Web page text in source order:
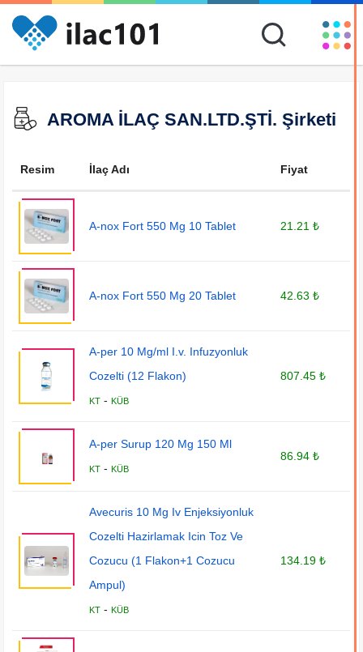
AROMA İLAÇ SAN.LTD.ŞTİ. Şirketi
Resim İlaç Adı Fiyat
A-nox Fort 550 Mg 10 Tablet 21.21 ₺
A-nox Fort 550 Mg 20 Tablet 42.63 ₺
A-per 10 Mg/ml I.v. Infuzyonluk
Cozelti (12 Flakon)
KT -KÜB
807.45 ₺
A-per Surup 120 Mg 150 Ml
KT -KÜB
86.94 ₺
Avecuris 10 Mg Iv Enjeksiyonluk
Cozelti Hazirlamak Icin Toz Ve
Cozucu (1 Flakon+1 Cozucu
Ampul)
KT -KÜB
134.19 ₺